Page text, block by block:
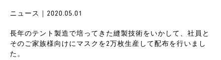
ニュース｜2020.05.01
長年のテント製造で培ってきた縫製技術をいかして、社員と
そのご家族様向けにマスクを2万枚生産して配布を行いまし
た。